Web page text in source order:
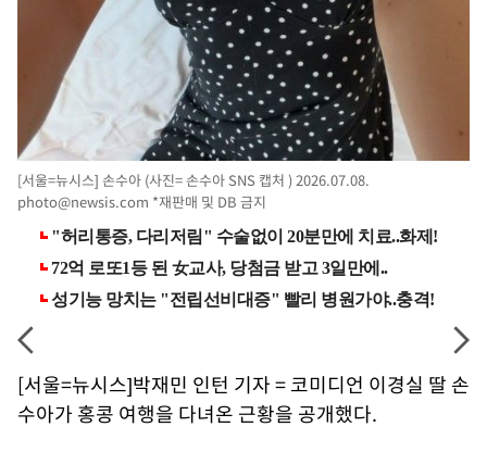
[서울=뉴시스] 손수아 (사진= 손수아 SNS 캡처 ) 2026.07.08.
photo@newsis.com *재판매 및 DB 금지
[서울=뉴시스]박재민 인턴 기자 = 코미디언 이경실 딸 손
수아가 홍콩 여행을 다녀온 근황을 공개했다.